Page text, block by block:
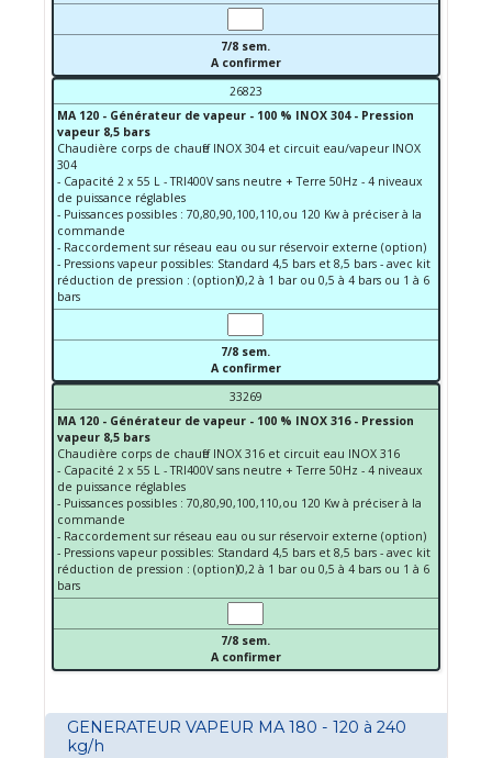
7/8 sem.
A confirmer
26823
MA 120 - Générateur de vapeur - 100 % INOX 304 - Pression
vapeur 8,5 bars
Chaudière corps de chauffe INOX 304 et circuit eau/vapeur INOX
304
- Capacité 2 x 55 L - TRI400V sans neutre + Terre 50Hz - 4 niveaux
de puissance réglables
- Puissances possibles : 70,80,90,100,110,ou 120 Kw à préciser à la
commande
- Raccordement sur réseau eau ou sur réservoir externe (option)
- Pressions vapeur possibles: Standard 4,5 bars et 8,5 bars - avec kit
réduction de pression : (option)0,2 à 1 bar ou 0,5 à 4 bars ou 1 à 6
bars
7/8 sem.
A confirmer
33269
MA 120 - Générateur de vapeur - 100 % INOX 316 - Pression
vapeur 8,5 bars
Chaudière corps de chauffe INOX 316 et circuit eau INOX 316
- Capacité 2 x 55 L - TRI400V sans neutre + Terre 50Hz - 4 niveaux
de puissance réglables
- Puissances possibles : 70,80,90,100,110,ou 120 Kw à préciser à la
commande
- Raccordement sur réseau eau ou sur réservoir externe (option)
- Pressions vapeur possibles: Standard 4,5 bars et 8,5 bars - avec kit
réduction de pression : (option)0,2 à 1 bar ou 0,5 à 4 bars ou 1 à 6
bars
7/8 sem.
A confirmer
GENERATEUR VAPEUR MA 180 - 120 à 240
kg/h